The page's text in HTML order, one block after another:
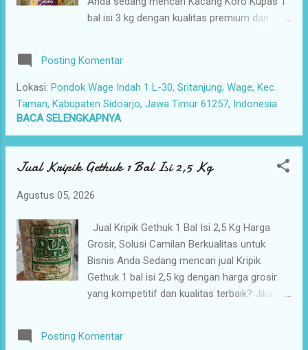
ke tangan pelanggan. Produk tersedia dalam
kemasan 1 bal isi 3 kg , sehingga sangat
maupun besar. Kemasan ekonomis ini mem...
bal isi 3 kg dengan kualitas premium dan
camilan grosir, agen atau reseller, mengelola
swalayan, minimarket, restoran, warung
makan, atau menjalankan bisnis sebagai
seller dan affiliator camilan online, tentu
Anda membutuhkan distributor yang dapat
dipercaya dan mampu memenuhi kebutuhan
stok secara konsisten. Sayangnya, masih
kesulitan menemukan supplier snack yang
berubah-ubah, harga yang kurang bersaing,
stok yang sering kosong, hingga proses
pengiriman yang lambat menjadi kendala
yang dapat menghambat perkembangan
usaha. Kini saatnya Anda memilih solusi
Nusantara. Camilan Nusantara menghadirkan
Posting Komentar
Lokasi: Pondok Wage Indah 1 L-30, Sritanjung, Wage, Kec.
Taman, Kabupaten Sidoarjo, Jawa Timur 61257, Indonesia
BACA SELENGKAPNYA
Jual Kripik Gethuk 1 Bal Isi 2,5 Kg
Agustus 05, 2026
Jual Kripik Gethuk 1 Bal Isi 2,5 Kg Harga
Grosir, Solusi Camilan Berkualitas untuk
Bisnis Anda Sedang mencari jual Kripik
Gethuk 1 bal isi 2,5 kg dengan harga grosir
yang kompetitif dan kualitas terbaik? Jika
minimarket, restoran, warung makan,
Posting Komentar